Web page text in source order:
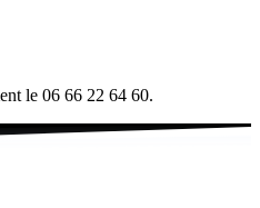
le 06 66 22 64 60.